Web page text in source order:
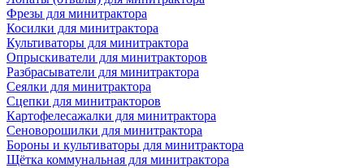
Фрезы для минитрактора
Косилки для минитрактора
Культиваторы для минитрактора
Опрыскиватели для минитракторов
Разбрасыватели для минитрактора
Сеялки для минитрактора
Сцепки для минитракторов
Картофелесажалки для минитрактора
Сеноворошилки для минитрактора
Бороны и культиваторы для минитрактора
Щётка коммунальная для минитрактора